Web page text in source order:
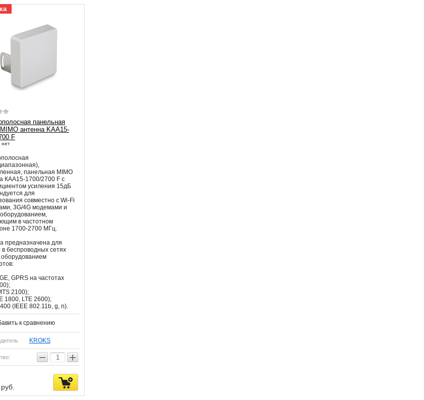
просьба в указанный
производить поиск
не перезагружать
оборудование.
возобновится
по завершении
работ.
панельная
антенна KAA15-
F
нет
панельная MIMO
КАА15-1700/2700 F с
усиления 15дБ
для
совместно с Wi-Fi
3G/4G модемами и
в частотном
1700-2700 МГц.
предназначена для
беспроводных сетях
оборудованием
GPRS на частотах
2100);
1800, LTE 2600);
(IEEE 802.11b, g, n).
к сравнению
KROKS
− +
руб.